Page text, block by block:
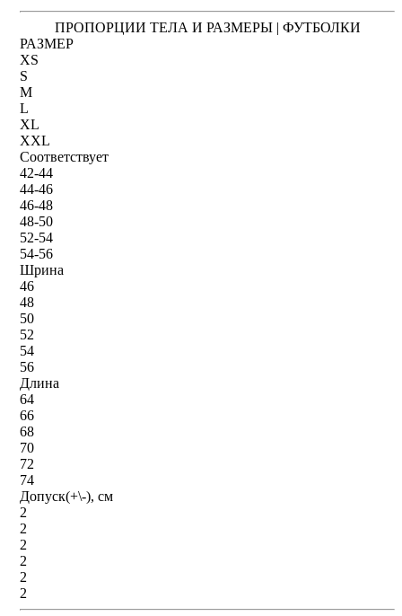
ПРОПОРЦИИ ТЕЛА И РАЗМЕРЫ | ФУТБОЛКИ
РАЗМЕР
XS
S
M
L
XL
XXL
Соответствует
42-44
44-46
46-48
48-50
52-54
54-56
Шрина
46
48
50
52
54
56
Длина
64
66
68
70
72
74
Допуск(+\-), см
2
2
2
2
2
2